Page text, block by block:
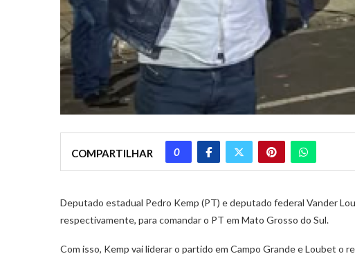
COMPARTILHAR 0
Deputado estadual Pedro Kemp (PT) e deputado federal Vander
respectivamente, para comandar o PT em Mato Grosso do Sul.
Com isso, Kemp vai liderar o partido em Campo Grande e Loubet o